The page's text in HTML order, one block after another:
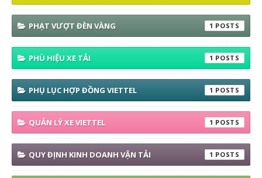
PHẠT VƯỢT ĐÈN VÀNG 1
PHÙ HIỆU XE TẢI 1
PHỤ LỤC HỢP ĐỒNG VIETTEL 1
QUẢN LÝ XE VIETTEL 1
QUY ĐỊNH KINH DOANH VẬN TẢI 1